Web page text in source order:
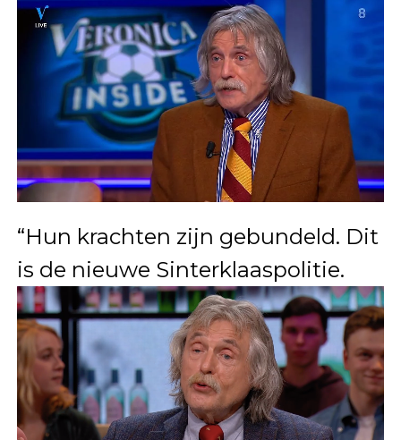
“Hun krachten zijn gebundeld. Dit
is de nieuwe Sinterklaaspolitie.